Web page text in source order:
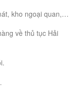
kho ngoại quan,…
về thủ tục Hải